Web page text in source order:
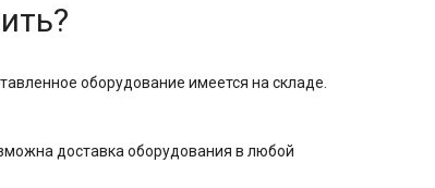
оборудование имеется на складе.
доставка оборудования в любой